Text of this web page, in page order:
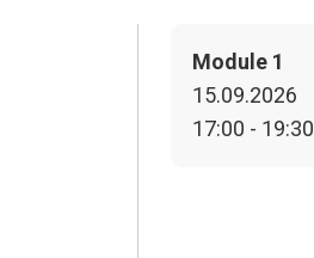
Module 1
15.09.2026
17:00 - 19:30